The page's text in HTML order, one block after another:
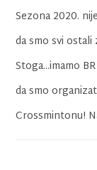
Sezona 2020.
da smo svi
Stoga...imamo
da smo
Crossmintonu!